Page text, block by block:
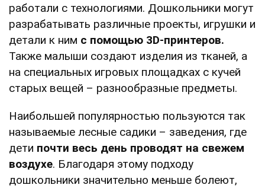
работали с технологиями. Дошкольники могут
разрабатывать различные проекты, игрушки и
детали к ним с помощью 3D-принтеров.
Также малыши создают изделия из тканей, а
на специальных игровых площадках с кучей
старых вещей – разнообразные предметы.
Наибольшей популярностью пользуются так
называемые лесные садики – заведения, где
дети почти весь день проводят на свежем
воздухе. Благодаря этому подходу
дошкольники значительно меньше болеют,